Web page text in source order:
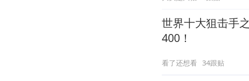
世界十大狙击手
400！
看了还想看 34跟贴